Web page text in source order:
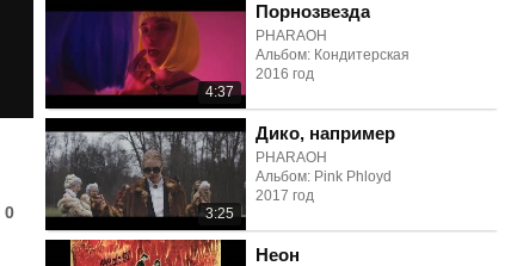
0
4:37
Порнозвезда
PHARAOH
Альбом: Кондитерская
2016 год
3:25
Дико, например
PHARAOH
Альбом: Pink Phloyd
2017 год
Неон